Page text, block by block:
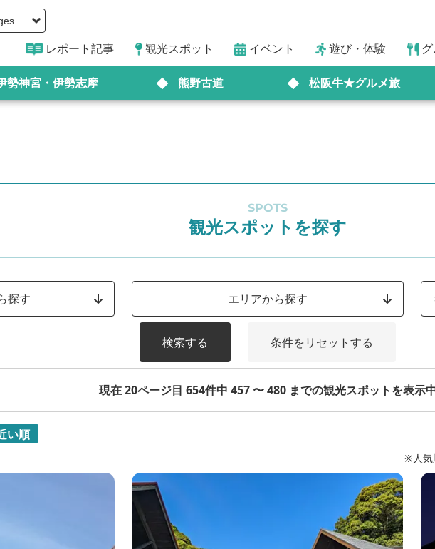
レポート記事 観光スポット イベント 遊び・体験 グ
勢神宮・伊勢志摩 熊野古道 松阪牛★グルメ旅
SPOTS
観光スポットを探す
探す エリアから探す
検索する 条件をリセットする
現在 20ページ目 654件中 457 〜 480 までの観光スポットを表示
い順
※人気